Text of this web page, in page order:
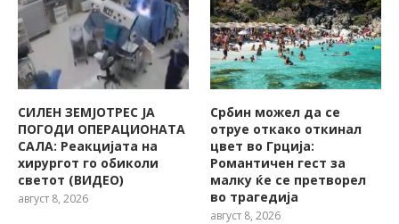
СИЛЕН ЗЕМЈОТРЕС ЈА
ПОГОДИ ОПЕРАЦИОНАТА
САЛА: Реакцијата на
хирургот го обиколи
светот (ВИДЕО)
август 8, 2026
Србин можел да се
отруе откако откинал
цвет во Грција:
Романтичен гест за
малку ќе се претворел
во трагедија
август 8, 2026